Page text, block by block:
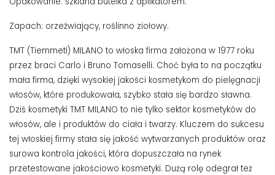
Zapach: orzeźwiający, roślinno ziołowy.
TMT (Tiemmeti) MILANO to włoska firma założona w 1977 roku
przez braci Carlo i Bruno Tomaselli. Choć była to na początku
mała firma, dzięki wysokiej jakości kosmetykom do pielęgnacji
włosów, które produkowała, szybko stała się bardzo sławna.
Dziś kosmetyki TMT MILANO to nie tylko sektor kosmetyków do
włosów, ale i produktów do ciała i twarzy. Kluczem do sukcesu
tej włoskiej firmy stała się jakość wytwarzanych produktów oraz
surowa kontrola jakości, która dopuszczała na rynek
przetestowane jakościowo kosmetyki. Dużą rolę odegrał też